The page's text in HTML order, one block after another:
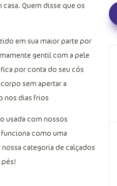
Quem disse que os
em sua maior parte por
gentil com a pele
por conta do seu cós
sem apertar a
nos dias frios
usada com nossos
como uma
categoria de calçados